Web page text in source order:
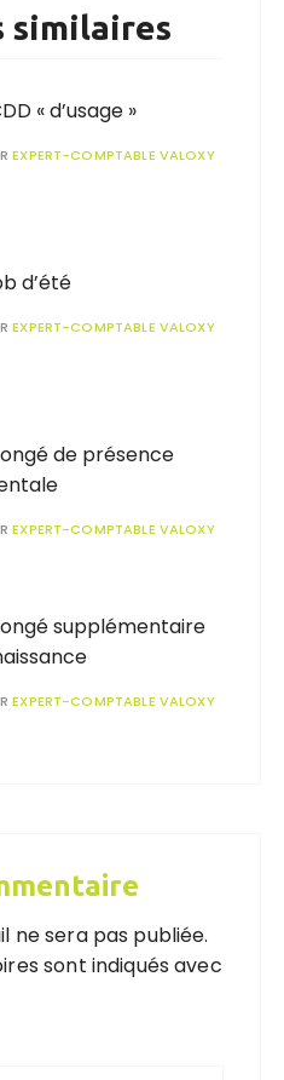
similaires
« d’usage »
EXPERT-COMPTABLE VALOXY
d’été
EXPERT-COMPTABLE VALOXY
de présence
EXPERT-COMPTABLE VALOXY
supplémentaire
EXPERT-COMPTABLE VALOXY
ne sera pas publiée.
sont indiqués avec